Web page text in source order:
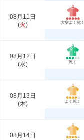
08月11日
(火) 大変よく乾く
08月12日
(水) 乾く
08月13日
(木) よく乾く
08月14日